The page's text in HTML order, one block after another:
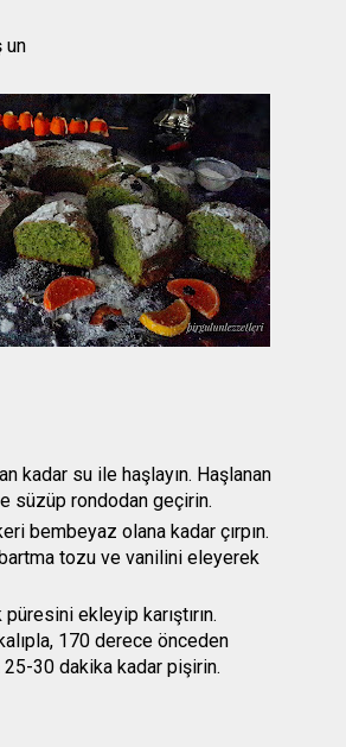
un
kadar su ile haşlayın. Haşlanan
süzüp rondodan geçirin.
bembeyaz olana kadar çırpın.
tozu ve vanilini eleyerek
püresini ekleyip karıştırın.
170 derece önceden
25-30 dakika kadar pişirin.